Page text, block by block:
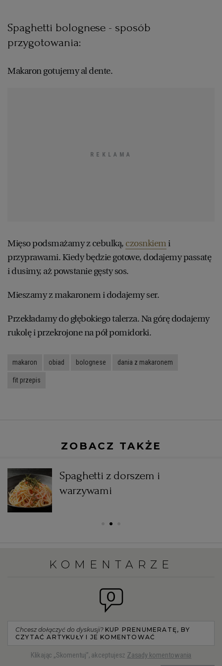
ZIELONA GÓRA
Spaghetti bolognese - sposób
przygotowania:
Makaron gotujemy al dente.
Mięso podsmażamy z cebulką, czosnkiemi
przyprawami. Kiedy będzie gotowe, dodajemy passatę
i dusimy, aż powstanie gęsty sos.
Mieszamy z makaronem i dodajemy ser.
Przekładamy do głębokiego talerza. Na górę dodajemy
rukolę i przekrojone na pół pomidorki.
makaron obiad bolognese dania z makaronem
fit przepis
ZOBACZ TAKŻE
Spaghetti z dorszem i
warzywami
KOMENTARZE
0
Chcesz dołączyć do dyskusji? KUP PRENUMERATĘ, BY
CZYTAĆ ARTYKUŁY I JE KOMENTOWAĆ
Klikając „Skomentuj”, akceptujesz Zasady komentowania